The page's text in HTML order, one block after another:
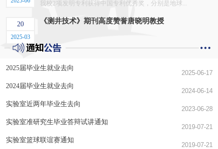
我校2项发明专利获得中国专利优秀奖，分别是地球...
20
2025-03
《测井技术》期刊高度赞誉唐晓明教授
2025届毕业生就业去向
2025-06-17
2024届毕业生就业去向
2024-06-14
实验室近两年毕业生去向
2023-06-28
实验室准研究生毕业答辩试讲通知
2019-07-21
实验室篮球联谊赛通知
2019-07-21